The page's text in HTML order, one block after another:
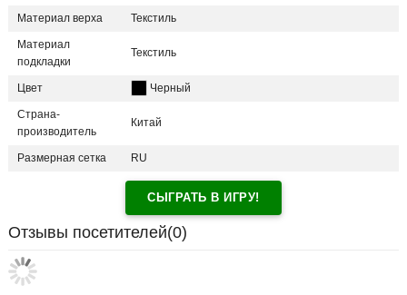
Материал верха Текстиль
Материал
подкладки
Текстиль
Цвет Черный
Страна-
производитель
Китай
Размерная сетка RU
СЫГРАТЬ В ИГРУ!
Отзывы посетителей(0)